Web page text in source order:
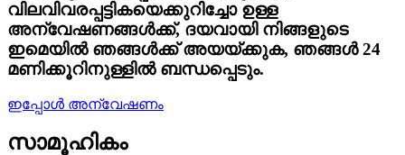
വിലവിവരപ്പട്ടികയെക്കുറിച്ചോ ഉള്ള
അന്വേഷണങ്ങൾക്ക്, ദയവായി നിങ്ങളുടെ
ഇമെയിൽ ഞങ്ങൾക്ക് അയയ്ക്കുക, ഞങ്ങൾ 24
മണിക്കൂറിനുള്ളിൽ ബന്ധപ്പെടും.
ഇപ്പോൾ അന്വേഷണം
സാമൂഹികം